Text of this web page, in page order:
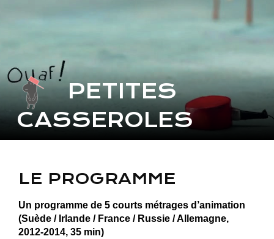
PETITES
CASSEROLES
LE PROGRAMME
Un programme de 5 courts métrages d’animation
(Suède / Irlande / France / Russie / Allemagne,
2012-2014, 35 min)